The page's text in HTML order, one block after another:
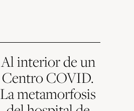
Al interior de un
Centro COVID.
La metamorfosis